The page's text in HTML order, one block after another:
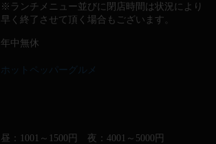
※ランチメニュー並びに閉店時間は状況により
早く終了させて頂く場合もございます。
年中無休
ホットペッパーグルメ
昼：1001～1500円 夜：4001～5000円